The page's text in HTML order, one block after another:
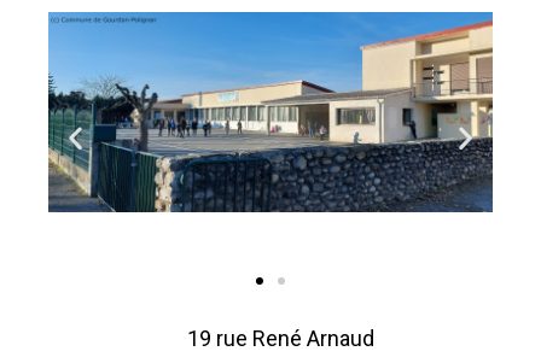
19 rue René Arnaud